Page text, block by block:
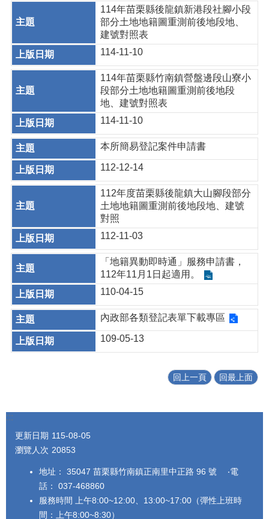
114年苗栗縣後龍鎮新港段社腳小段
部分土地地籍圖重測前後地段地、
建號對照表
114-11-10
114年苗栗縣竹南鎮營盤邊段山寮小
段部分土地地籍圖重測前後地段
地、建號對照表
114-11-10
本所簡易登記案件申請書
112-12-14
112年度苗栗縣後龍鎮大山腳段部分
土地地籍圖重測前後地段地、建號
對照
112-11-03
「地籍異動即時通」服務申請書，
112年11月1日起適用。
110-04-15
內政部各類登記表單下載專區
109-05-13
回上一頁 回最上面
:::
更新日期 115-08-05
瀏覽人次 20853
地址： 35047 苗栗縣竹南鎮正南里中正路 96 號 ‧電
話： 037-468860
服務時間 上午8:00~12:00、13:00~17:00（彈性上班時
間：上午8:00~8:30）